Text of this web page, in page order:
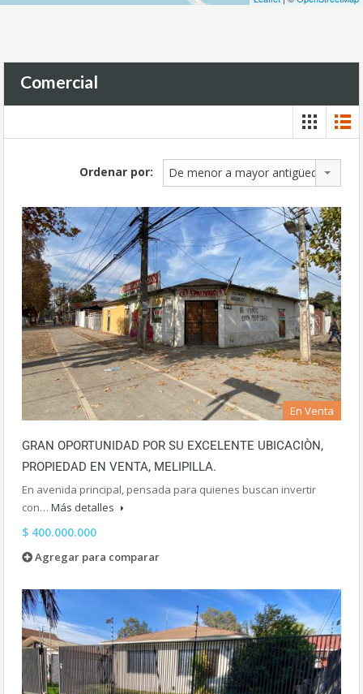
Comercial
Ordenar por: De menor a mayor antigüedad
En Venta
GRAN OPORTUNIDAD POR SU EXCELENTE UBICACIÒN,
PROPIEDAD EN VENTA, MELIPILLA.
En avenida principal, pensada para quienes buscan invertir
con… Más detalles
$ 400.000.000
Agregar para comparar